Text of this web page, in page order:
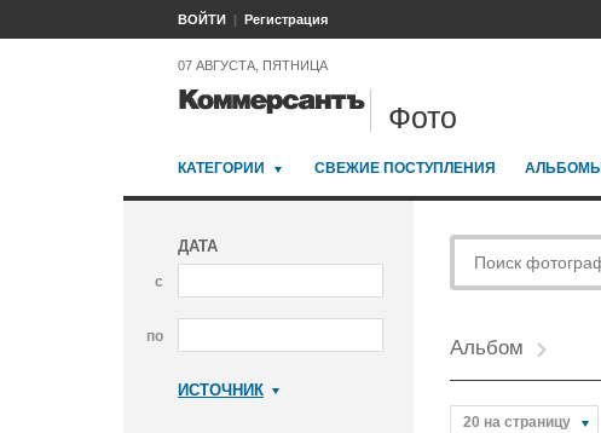
ВОЙТИ Регистрация
07 АВГУСТА, ПЯТНИЦА
Фото
КАТЕГОРИИ СВЕЖИЕ ПОСТУПЛЕНИЯ АЛЬБОМЫ
ДАТА
с
по
ИСТОЧНИК
Альбом
20 на страницу